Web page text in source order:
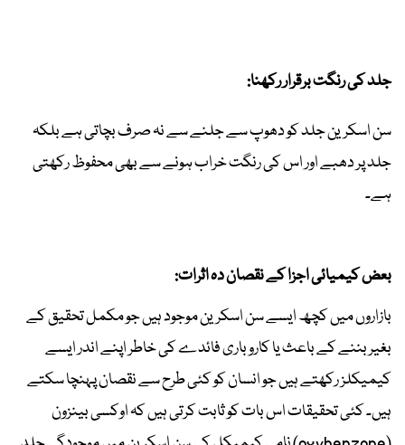
جلد کی رنگت برقرار رکھنا:
سن اسکرین جلد کو دھوپ سے جلنے سے نہ صرف بچاتی ہے بلکہ
جلد پر دھبے اور اس کی رنگت خراب ہونے سے بھی محفوظ رکھتی
ہے۔
بعض کیمیائی اجزا کے نقصان دہ اثرات:
بازاروں میں کچھ ایسے سن اسکرین موجود ہیں جو مکمل تحقیق کے
بغیر بننے کے باعث یا کاروباری فائدے کی خاطر اپنے اندر ایسے
کیمیکلز رکھتے ہیں جو انسان کو کئی طرح سے نقصان پہنچا سکتے
ہیں۔ کئی تحقیقات اس بات کو ثابت کرتی ہیں کہ اوکسی بینزون